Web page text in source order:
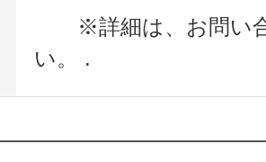
※詳細は、お問い
い。 .